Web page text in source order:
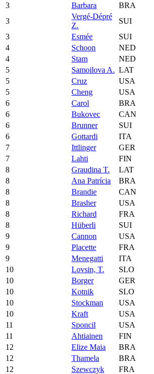
3
Barbara BRA
3
Vergé-Dépré
Z.
SUI
3
Esmée SUI
4
Schoon NED
4
Stam NED
5
Samoilova A. LAT
5
Cruz USA
5
Cheng USA
6
Carol BRA
6
Bukovec CAN
6
Brunner SUI
6
Gottardi ITA
7
Ittlinger GER
7
Lahti FIN
8
Graudina T. LAT
8
Ana Patrícia BRA
8
Brandie CAN
8
Brasher USA
8
Richard FRA
8
Hüberli SUI
9
Cannon USA
9
Placette FRA
9
Menegatti ITA
10
Lovsin, T. SLO
10
Borger GER
10
Kotnik SLO
10
Stockman USA
10
Kraft USA
11
Sponcil USA
11
Ahtiainen FIN
12
Elize Maia BRA
12
Thamela BRA
12
Szewczyk FRA